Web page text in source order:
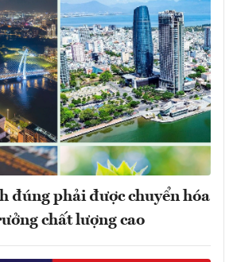
đúng phải được chuyển hóa
chất lượng cao